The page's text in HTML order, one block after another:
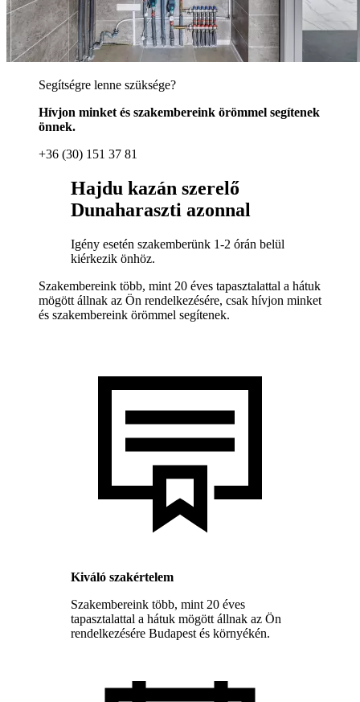
Segítségre lenne szüksége?
Hívjon minket és szakembereink örömmel segítenek
önnek.
+36 (30) 151 37 81
Hajdu kazán szerelő
Dunaharaszti azonnal
Igény esetén szakemberünk 1-2 órán belül
kiérkezik önhöz.
Szakembereink több, mint 20 éves tapasztalattal a hátuk
mögött állnak az Ön rendelkezésére, csak hívjon minket
és szakembereink örömmel segítenek.
Kiváló szakértelem
Szakembereink több, mint 20 éves
tapasztalattal a hátuk mögött állnak az Ön
rendelkezésére Budapest és környékén.